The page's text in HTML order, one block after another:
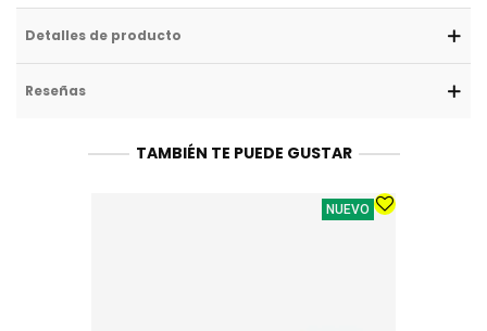
Detalles de producto
Reseñas
TAMBIÉN TE PUEDE GUSTAR
NUEVO